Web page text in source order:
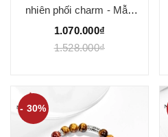
nhiên phối charm - Mẫu
VC0817 - Ngọc Quý
1.070.000₫
1.528.000₫
- 30%